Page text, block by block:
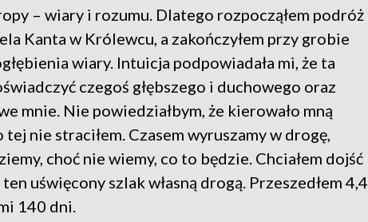
– wiary i rozumu. Dlatego rozpocząłem podróż
Kanta w Królewcu, a zakończyłem przy grobie
wiary. Intuicja podpowiadała mi, że ta
czegoś głębszego i duchowego oraz
mnie. Nie powiedziałbym, że kierowało mną
nie straciłem. Czasem wyruszamy w drogę,
choć nie wiemy, co to będzie. Chciałem dojść
uświęcony szlak własną drogą. Przeszedłem 4,4
140 dni.